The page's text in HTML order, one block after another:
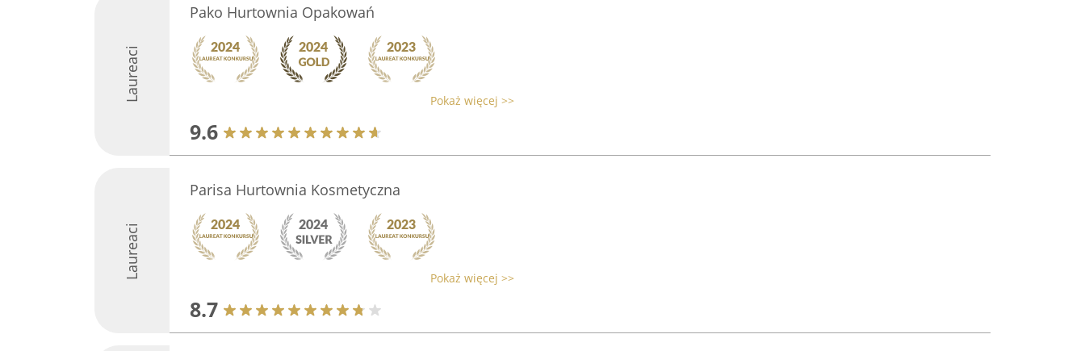
Laureaci
Pako Hurtownia Opakowań
Pokaż więcej >>
9.6
Laureaci
Parisa Hurtownia Kosmetyczna
Pokaż więcej >>
8.7